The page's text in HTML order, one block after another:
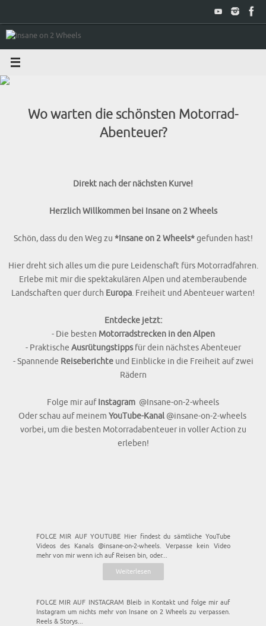
springen
Wo warten die schönsten Motorrad-
Abenteuer?
Direkt nach der nächsten Kurve!
Herzlich Willkommen bei Insane on 2 Wheels
Schön, dass du den Weg zu *Insane on 2 Wheels*gefunden hast!
Hier dreht sich alles um die pure Leidenschaft fürs Motorradfahren.
Erlebe mit mir die spektakulären Alpen und atemberaubende
Landschaften quer durch Europa. Freiheit und Abenteuer warten!
Entdecke jetzt:
- Die besten Motorradstrecken in den Alpen
- Praktische Ausrütungstippsfür dein nächstes Abenteuer
- Spannende Reiseberichteund Einblicke in die Freiheit auf zwei
Rädern
Folge mir aufInstagram @Insane-on-2-wheels
Oder schau auf meinem YouTube-Kanal @insane-on-2-wheels
vorbei, um die besten Motorradabenteuer in voller Action zu
erleben!
FOLGE MIR AUF YOUTUBE Hier findest du sämtliche YouTube
Videos des Kanals @insane-on-2-wheels. Verpasse kein Video
mehr von mir wenn ich auf Reisen bin, oder...
Weiterlesen
FOLGE MIR AUF INSTAGRAM Bleib in Kontakt und folge mir auf
Instagram um nichts mehr von Insane on 2 Wheels zu verpassen.
Reels & Storys...